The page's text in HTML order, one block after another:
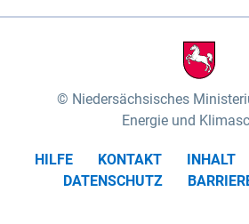
Niedersächsisches
Energie und
HILFE KONTAKT INHALT
DATENSCHUTZ